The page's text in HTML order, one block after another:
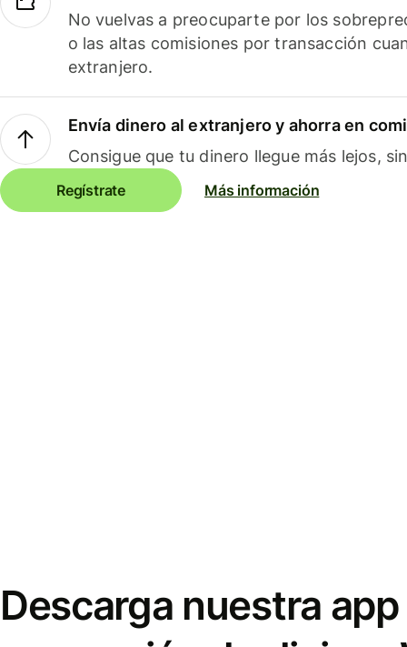
No vuelvas a preocuparte por los
o las altas comisiones por transacción
extranjero.
Envía dinero al extranjero y ahorra en
Consigue que tu dinero llegue más lejos,
Regístrate Más información
Descarga nuestra